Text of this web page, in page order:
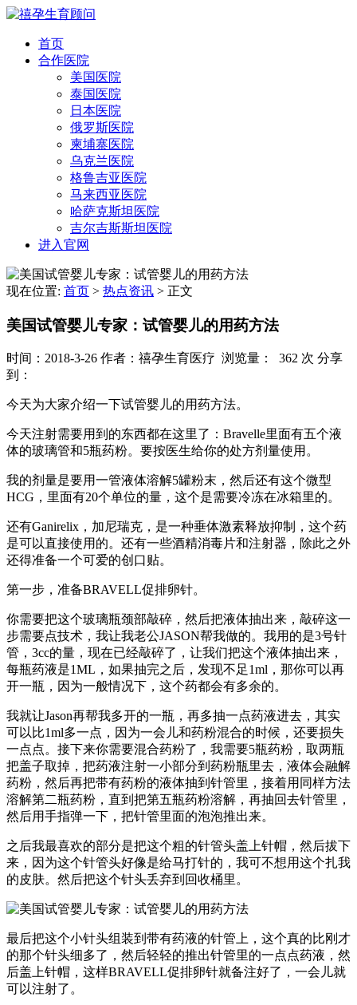
首页
合作医院
美国医院
泰国医院
日本医院
俄罗斯医院
柬埔寨医院
乌克兰医院
格鲁吉亚医院
马来西亚医院
哈萨克斯坦医院
吉尔吉斯斯坦医院
进入官网
现在位置: 首页 > 热点资讯 > 正文
美国试管婴儿专家：试管婴儿的用药方法
时间：2018-3-26 作者：禧孕生育医疗 浏览量： 362 次 分享
到：
今天为大家介绍一下试管婴儿的用药方法。
今天注射需要用到的东西都在这里了：Bravelle里面有五个液
体的玻璃管和5瓶药粉。要按医生给你的处方剂量使用。
我的剂量是要用一管液体溶解5罐粉末，然后还有这个微型
HCG，里面有20个单位的量，这个是需要冷冻在冰箱里的。
还有Ganirelix，加尼瑞克，是一种垂体激素释放抑制，这个药
是可以直接使用的。还有一些酒精消毒片和注射器，除此之外
还得准备一个可爱的创口贴。
第一步，准备BRAVELL促排卵针。
你需要把这个玻璃瓶颈部敲碎，然后把液体抽出来，敲碎这一
步需要点技术，我让我老公JASON帮我做的。我用的是3号针
管，3cc的量，现在已经敲碎了，让我们把这个液体抽出来，
每瓶药液是1ML，如果抽完之后，发现不足1ml，那你可以再
开一瓶，因为一般情况下，这个药都会有多余的。
我就让Jason再帮我多开的一瓶，再多抽一点药液进去，其实
可以比1ml多一点，因为一会儿和药粉混合的时候，还要损失
一点点。接下来你需要混合药粉了，我需要5瓶药粉，取两瓶
把盖子取掉，把药液注射一小部分到药粉瓶里去，液体会融解
药粉，然后再把带有药粉的液体抽到针管里，接着用同样方法
溶解第二瓶药粉，直到把第五瓶药粉溶解，再抽回去针管里，
然后用手指弹一下，把针管里面的泡泡推出来。
之后我最喜欢的部分是把这个粗的针管头盖上针帽，然后拔下
来，因为这个针管头好像是给马打针的，我可不想用这个扎我
的皮肤。然后把这个针头丢弃到回收桶里。
最后把这个小针头组装到带有药液的针管上，这个真的比刚才
的那个针头细多了，然后轻轻的推出针管里的一点点药液，然
后盖上针帽，这样BRAVELL促排卵针就备注好了，一会儿就
可以注射了。